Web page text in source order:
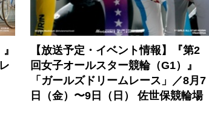
【放送予定・イベント情報】『第2
回女子オールスター競輪（G1）』
「ガールズドリームレース」／8月7
日（金）〜9日（日） 佐世保競輪場